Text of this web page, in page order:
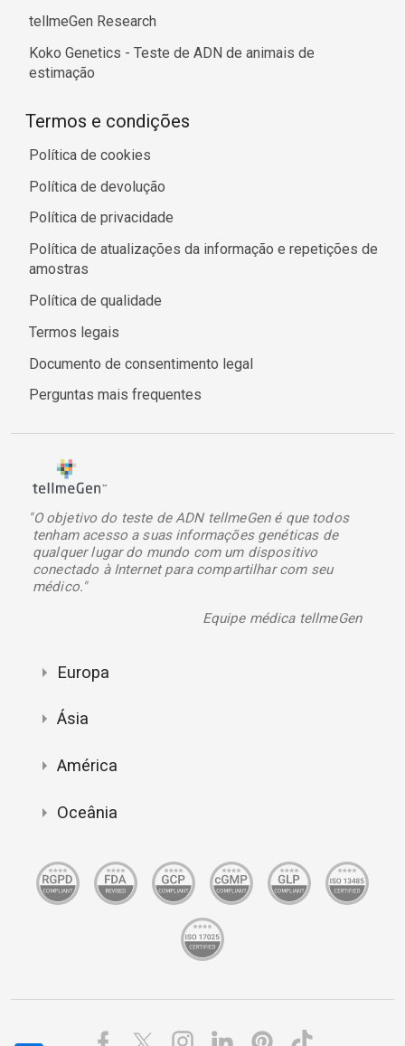
tellmeGen Research
Koko Genetics - Teste de ADN de animais de
estimação
Termos e condições
Política de cookies
Política de devolução
Política de privacidade
Política de atualizações da informação e repetições de
amostras
Política de qualidade
Termos legais
Documento de consentimento legal
Perguntas mais frequentes
"O objetivo do teste de ADN tellmeGen é que todos
tenham acesso a suas informações genéticas de
qualquer lugar do mundo com um dispositivo
conectado à Internet para compartilhar com seu
médico."
Equipe médica tellmeGen
Europa
Ásia
América
Oceânia